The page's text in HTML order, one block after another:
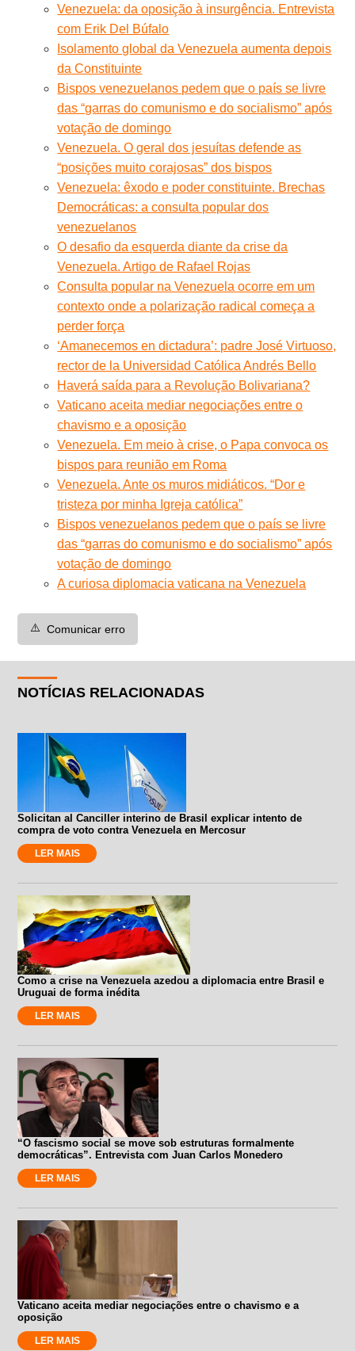
Venezuela: da oposição à insurgência. Entrevista
com Erik Del Búfalo
Isolamento global da Venezuela aumenta depois
da Constituinte
Bispos venezuelanos pedem que o país se livre
das “garras do comunismo e do socialismo” após
votação de domingo
Venezuela. O geral dos jesuítas defende as
“posições muito corajosas” dos bispos
Venezuela: êxodo e poder constituinte. Brechas
Democráticas: a consulta popular dos
venezuelanos
O desafio da esquerda diante da crise da
Venezuela. Artigo de Rafael Rojas
Consulta popular na Venezuela ocorre em um
contexto onde a polarização radical começa a
perder força
‘Amanecemos en dictadura’: padre José Virtuoso,
rector de la Universidad Católica Andrés Bello
Haverá saída para a Revolução Bolivariana?
Vaticano aceita mediar negociações entre o
chavismo e a oposição
Venezuela. Em meio à crise, o Papa convoca os
bispos para reunião em Roma
Venezuela. Ante os muros midiáticos. “Dor e
tristeza por minha Igreja católica”
Bispos venezuelanos pedem que o país se livre
das “garras do comunismo e do socialismo” após
votação de domingo
A curiosa diplomacia vaticana na Venezuela
⚠️ Comunicar erro
NOTÍCIAS RELACIONADAS
Solicitan al Canciller interino de Brasil explicar intento de
compra de voto contra Venezuela en Mercosur
LER MAIS
Como a crise na Venezuela azedou a diplomacia entre Brasil e
Uruguai de forma inédita
LER MAIS
“O fascismo social se move sob estruturas formalmente
democráticas”. Entrevista com Juan Carlos Monedero
LER MAIS
Vaticano aceita mediar negociações entre o chavismo e a
oposição
LER MAIS